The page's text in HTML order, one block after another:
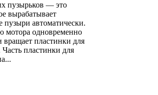
пузырьков — это
вырабатывает
автоматически.
мотора одновременно
вращает пластинки для
пластинки для